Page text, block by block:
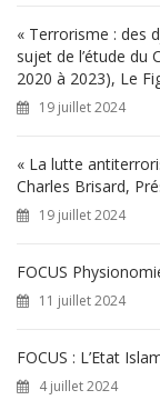
« Terrorisme : des
sujet de l’étude du
2020 à 2023), Le
19 juillet 2024
« La lutte
Charles Brisard,
19 juillet 2024
FOCUS
11 juillet 2024
FOCUS : L’Etat
4 juillet 2024